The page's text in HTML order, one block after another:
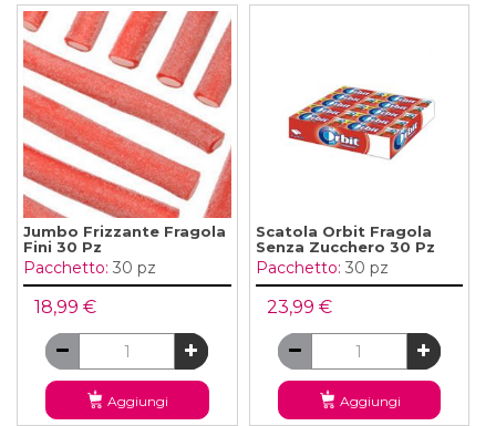
Jumbo Frizzante Fragola
Fini 30 Pz
Pacchetto: 30 pz
18,99 €
Aggiungi
Scatola Orbit Fragola
Senza Zucchero 30 Pz
Pacchetto: 30 pz
23,99 €
Aggiungi